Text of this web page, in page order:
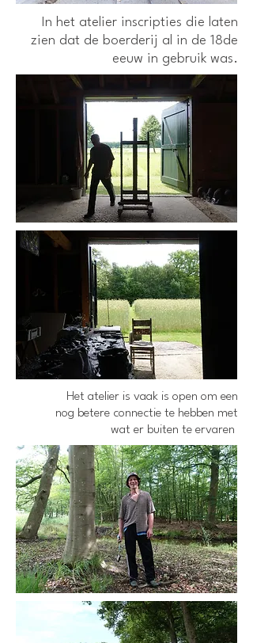
In het atelier inscripties die laten
zien dat de boerderij al in de 18de
eeuw in gebruik was.
Het atelier is vaak is open om een
nog betere connectie te hebben met
wat er buiten te ervaren